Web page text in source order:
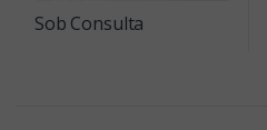
Sob Consulta